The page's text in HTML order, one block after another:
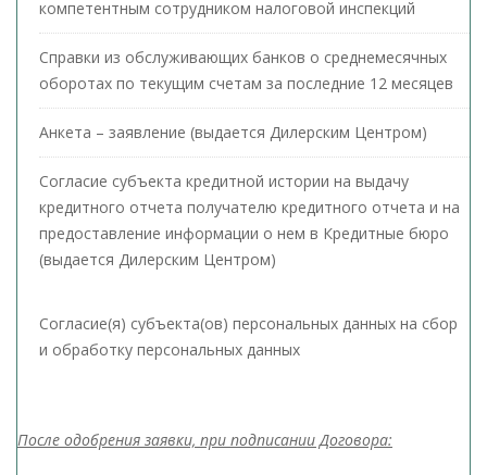
компетентным сотрудником налоговой инспекций
Справки из обслуживающих банков о среднемесячных
оборотах по текущим счетам за последние 12 месяцев
Анкета – заявление (выдается Дилерским Центром)
Согласие субъекта кредитной истории на выдачу
кредитного отчета получателю кредитного отчета и на
предоставление информации о нем в Кредитные бюро
(выдается Дилерским Центром)
Согласие(я) субъекта(ов) персональных данных на сбор
и обработку персональных данных
После одобрения заявки, при подписании Договора: